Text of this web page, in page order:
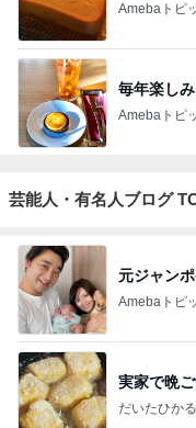
Amebaトピ
毎年楽し
Amebaトピ
芸能人・有名人ブログ
元ジャン
Amebaトピ
実家で晩
だいたひか